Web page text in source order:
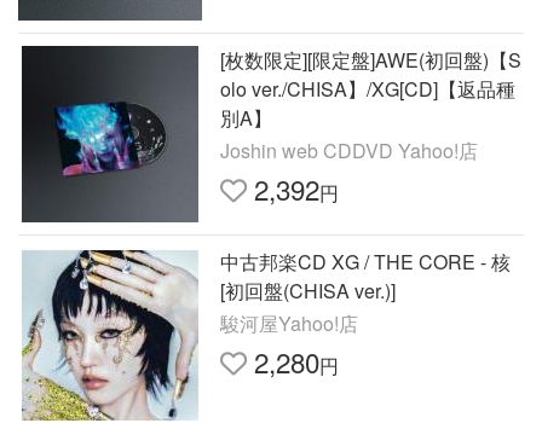
[枚数限定][限定盤]AWE(初回盤)【S
olo ver./CHISA】/XG[CD]【返品種
別A】
Joshin web CDDVD Yahoo!店
2,392円
中古邦楽CD XG / THE CORE - 核
[初回盤(CHISA ver.)]
駿河屋Yahoo!店
2,280円